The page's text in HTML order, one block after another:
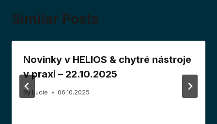
Similar Posts
Novinky v HELIOS & chytré nástroje
v praxi – 22.10.2025
By Lucie 06.10.2025